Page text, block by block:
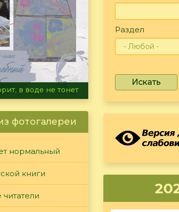
Warhammer
фотогалереи
нормальный
книги
Раздел
Искать